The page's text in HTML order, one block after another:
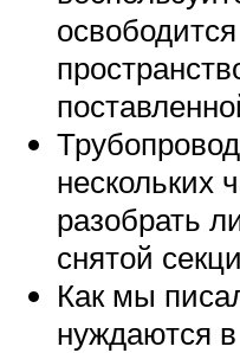
нескольких
разобрать
снятой
Как мы
нуждаются